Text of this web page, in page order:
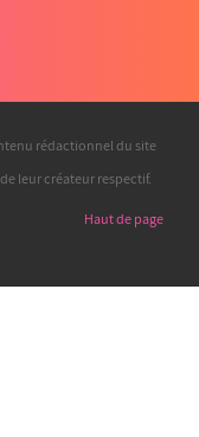
rédactionnel du site
leur créateur respectif.
Haut de page